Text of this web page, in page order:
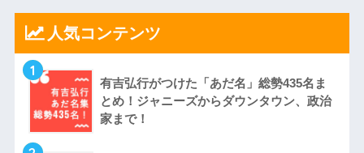
人気コンテンツ
1
有吉弘行がつけた「あだ名」総勢435名ま
とめ！ジャニーズからダウンタウン、政治
家まで！